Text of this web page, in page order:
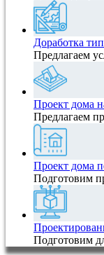
Доработка
Предлагаем
Проект дома
Предлагаем
Проект дома
Подготовим
Подготовим